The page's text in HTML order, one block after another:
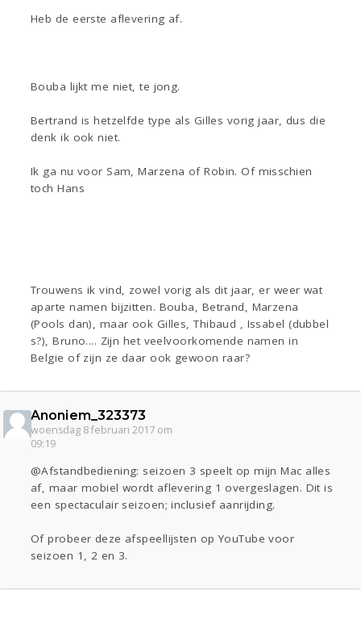
Heb de eerste aflevering af.
Bouba lijkt me niet, te jong.
Bertrand is hetzelfde type als Gilles vorig jaar, dus die
denk ik ook niet.
Ik ga nu voor Sam, Marzena of Robin. Of misschien
toch Hans
Trouwens ik vind, zowel vorig als dit jaar, er weer wat
aparte namen bijzitten. Bouba, Betrand, Marzena
(Pools dan), maar ook Gilles, Thibaud , Issabel (dubbel
s?), Bruno.... Zijn het veelvoorkomende namen in
Belgie of zijn ze daar ook gewoon raar?
Anoniem_323373
woensdag 8 februari 2017 om
09:19
@Afstandbediening: seizoen 3 speelt op mijn Mac alles
af, maar mobiel wordt aflevering 1 overgeslagen. Dit is
een spectaculair seizoen; inclusief aanrijding.
Of probeer deze afspeellijsten op YouTube voor
seizoen 1, 2 en 3.